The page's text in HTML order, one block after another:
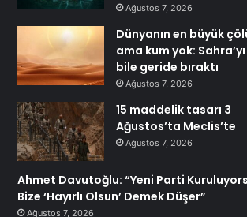
Ağustos 7, 2026
Dünyanın en büyük
ama kum yok: Sahra’yı
bile geride bıraktı
Ağustos 7, 2026
15 maddelik tasarı 3
Ağustos’ta Meclis’te
Ağustos 7, 2026
Ahmet Davutoğlu: “Yeni Parti
Bize ‘Hayırlı Olsun’ Demek Düşer”
Ağustos 7, 2026